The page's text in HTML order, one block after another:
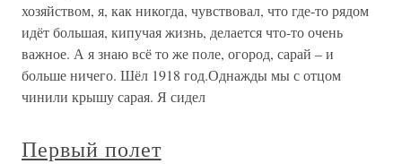
хозяйством, я, как никогда, чувствовал, что где-то рядом
идёт большая, кипучая жизнь, делается что-то очень
важное. А я знаю всё то же поле, огород, сарай – и
больше ничего. Шёл 1918 год.Однажды мы с отцом
чинили крышу сарая. Я сидел
Первый полет